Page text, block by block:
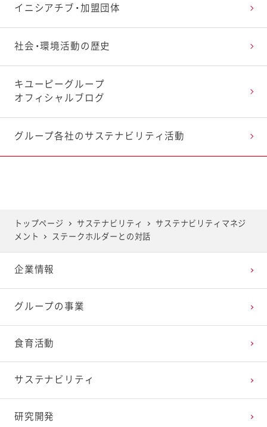
イニシアチブ・加盟団体
社会・環境活動の歴史
キユーピーグループ
オフィシャルブログ
グループ各社の サステナビリティ活動
トップページ サステナビリティ
サステナビリティマネジ
メント
ステークホルダーとの対話
企業情報
グループの事業
食育活動
サステナビリティ
研究開発